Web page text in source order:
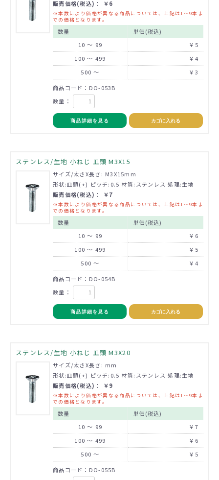
販売価格(税込)： ￥6
※本数により価格が異なる商品については、上記は1～9本ま
での価格となります。
数量
単価(税込)
10 ～ 99
￥5
100 ～ 499
￥4
500 ～
￥3
商品コード：DO-053B
数量：
商品詳細を見る カゴに入れる
ステンレス/生地 小ねじ 皿頭 M3X15
サイズ/太さX長さ: M3X15mm
形状:皿頭(+) ピッチ:0.5 材質:ステンレス 処理:生地
販売価格(税込)： ￥7
※本数により価格が異なる商品については、上記は1～9本ま
での価格となります。
数量
単価(税込)
10 ～ 99
￥6
100 ～ 499
￥5
500 ～
￥4
商品コード：DO-054B
数量：
商品詳細を見る カゴに入れる
ステンレス/生地 小ねじ 皿頭 M3X20
サイズ/太さX長さ: mm
形状:皿頭(+) ピッチ:0.5 材質:ステンレス 処理:生地
販売価格(税込)： ￥9
※本数により価格が異なる商品については、上記は1～9本ま
での価格となります。
数量
単価(税込)
10 ～ 99
￥7
100 ～ 499
￥6
500 ～
￥5
商品コード：DO-055B